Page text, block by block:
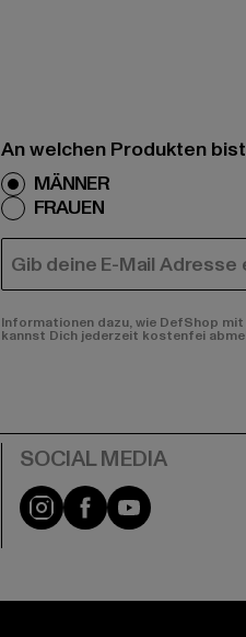
An welchen Produkten
MÄNNER
FRAUEN
E-MAIL
Informationen dazu, wie DefShop
kannst Dich jederzeit kostenfei
Instagram
FacebookYouTube